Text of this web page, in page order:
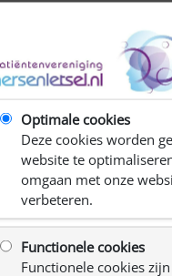
als ook door
ons bezighoudt, of we
groep te voldoen, dus
Optimale cookies
Deze cookies worden
website te
omgaan met onze
verbeteren.
Functionele cookies
Functionele cookies